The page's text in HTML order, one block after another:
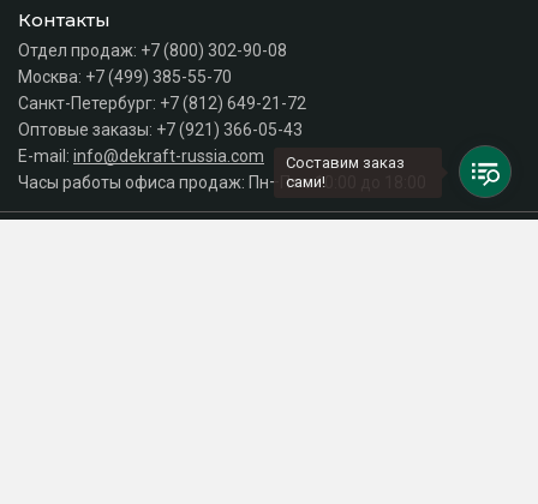
Контакты
Отдел продаж: +7 (800) 302-90-08
Москва: +7 (499) 385-55-70
Санкт-Петербург: +7 (812) 649-21-72
Оптовые заказы: +7 (921) 366-05-43
E-mail: info@dekraft-russia.com
Часы работы офиса продаж: Пн–Пт с 10:00 до 18:00
Составим заказ
сами!